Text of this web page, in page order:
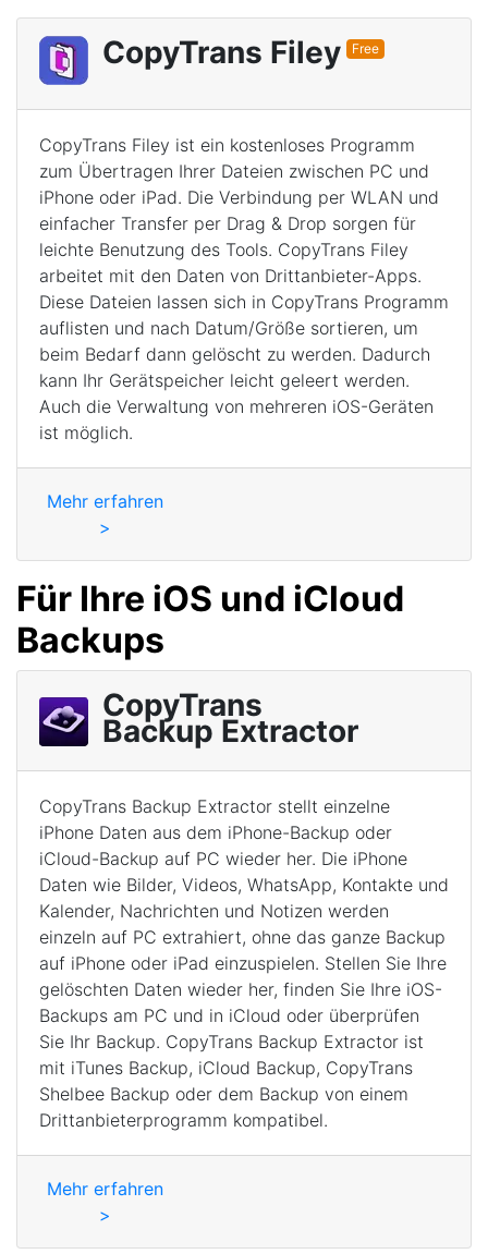
CopyTrans Filey Free
CopyTrans Filey ist ein kostenloses Programm
zum Übertragen Ihrer Dateien zwischen PC und
iPhone oder iPad. Die Verbindung per WLAN und
einfacher Transfer per Drag & Drop sorgen für
leichte Benutzung des Tools. CopyTrans Filey
arbeitet mit den Daten von Drittanbieter-Apps.
Diese Dateien lassen sich in CopyTrans Programm
auflisten und nach Datum/Größe sortieren, um
beim Bedarf dann gelöscht zu werden. Dadurch
kann Ihr Gerätspeicher leicht geleert werden.
Auch die Verwaltung von mehreren iOS-Geräten
ist möglich.
Mehr erfahren
>
Für Ihre iOS und iCloud
Backups
CopyTrans
Backup Extractor
CopyTrans Backup Extractor stellt einzelne
iPhone Daten aus dem iPhone-Backup oder
iCloud-Backup auf PC wieder her. Die iPhone
Daten wie Bilder, Videos, WhatsApp, Kontakte und
Kalender, Nachrichten und Notizen werden
einzeln auf PC extrahiert, ohne das ganze Backup
auf iPhone oder iPad einzuspielen. Stellen Sie Ihre
gelöschten Daten wieder her, finden Sie Ihre iOS-
Backups am PC und in iCloud oder überprüfen
Sie Ihr Backup. CopyTrans Backup Extractor ist
mit iTunes Backup, iCloud Backup, CopyTrans
Shelbee Backup oder dem Backup von einem
Drittanbieterprogramm kompatibel.
Mehr erfahren
>